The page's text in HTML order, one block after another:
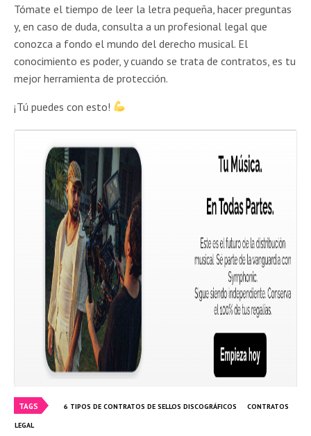
Tómate el tiempo de leer la letra pequeña, hacer preguntas
y, en caso de duda, consulta a un profesional legal que
conozca a fondo el mundo del derecho musical. El
conocimiento es poder, y cuando se trata de contratos, es tu
mejor herramienta de protección.
¡Tú puedes con esto!
TAGS 6 TIPOS DE CONTRATOS DE SELLOS DISCOGRÁFICOS CONTRATOS
LEGAL